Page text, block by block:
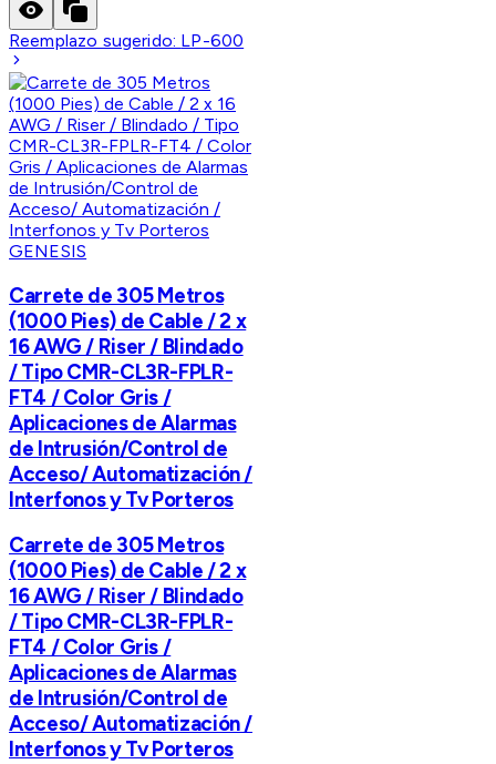
Reemplazo sugerido: LP-600
GENESIS
Carrete de 305 Metros
(1000 Pies) de Cable / 2 x
16 AWG / Riser / Blindado
/ Tipo CMR-CL3R-FPLR-
FT4 / Color Gris /
Aplicaciones de Alarmas
de Intrusión/Control de
Acceso/ Automatización /
Interfonos y Tv Porteros
Carrete de 305 Metros
(1000 Pies) de Cable / 2 x
16 AWG / Riser / Blindado
/ Tipo CMR-CL3R-FPLR-
FT4 / Color Gris /
Aplicaciones de Alarmas
de Intrusión/Control de
Acceso/ Automatización /
Interfonos y Tv Porteros